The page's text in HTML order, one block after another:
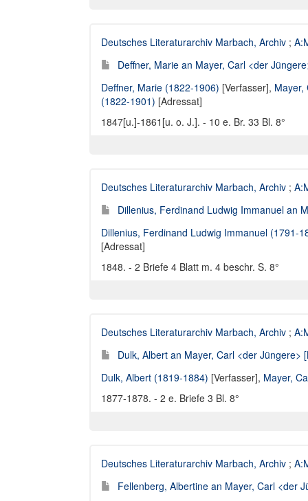
Deutsches Literaturarchiv Marbach, Archiv ;
Deffner, Marie an Mayer, Carl <der
Deffner, Marie (1822-1906) [Verfasser], Mayer,
(1822-1901) [Adressat]
1847[u.]-1861[u. o. J.]. - 10 e. Br. 33 Bl. 8°
Deutsches Literaturarchiv Marbach, Archiv ;
Dillenius, Ferdinand Ludwig Immanuel an
Dillenius, Ferdinand Ludwig Immanuel (1791-
[Adressat]
1848. - 2 Briefe 4 Blatt m. 4 beschr. S. 8°
Deutsches Literaturarchiv Marbach, Archiv ;
Dulk, Albert an Mayer, Carl <der Jüngere>
Dulk, Albert (1819-1884) [Verfasser], Mayer,
1877-1878. - 2 e. Briefe 3 Bl. 8°
Deutsches Literaturarchiv Marbach, Archiv ;
Fellenberg, Albertine an Mayer, Carl <der